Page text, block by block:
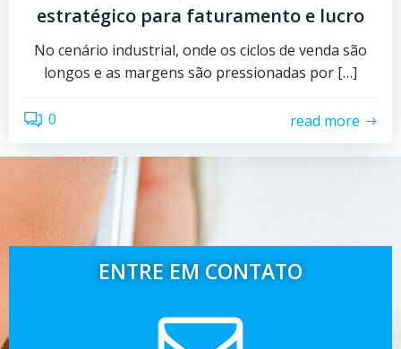
estratégico para faturamento e lucro
No cenário industrial, onde os ciclos de venda são
longos e as margens são pressionadas por […]
0 read more
ENTRE EM CONTATO